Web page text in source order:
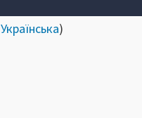
Українська)